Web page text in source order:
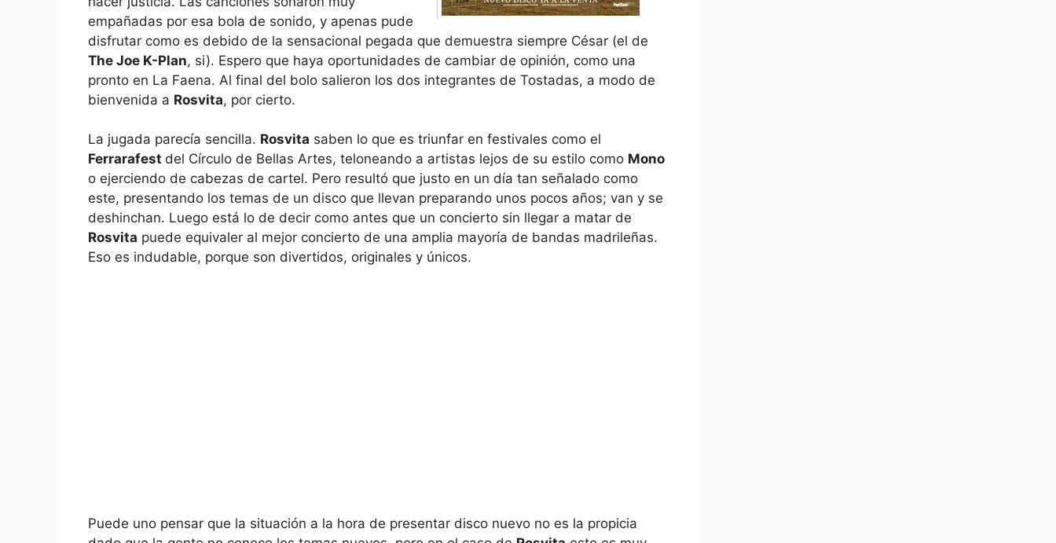
empañadas por esa bola de sonido, y apenas pude
disfrutar como es debido de la sensacional pegada que demuestra siempre César (el de
The Joe K-Plan, si). Espero que haya oportunidades de cambiar de opinión, como una
pronto en La Faena. Al final del bolo salieron los dos integrantes de Tostadas, a modo de
bienvenida a Rosvita, por cierto.
La jugada parecía sencilla. Rosvita saben lo que es triunfar en festivales como el
Ferrarafest del Círculo de Bellas Artes, teloneando a artistas lejos de su estilo como Mono
o ejerciendo de cabezas de cartel. Pero resultó que justo en un día tan señalado como
este, presentando los temas de un disco que llevan preparando unos pocos años; van y se
deshinchan. Luego está lo de decir como antes que un concierto sin llegar a matar de
Rosvita puede equivaler al mejor concierto de una amplia mayoría de bandas madrileñas.
Eso es indudable, porque son divertidos, originales y únicos.
Puede uno pensar que la situación a la hora de presentar disco nuevo no es la propicia